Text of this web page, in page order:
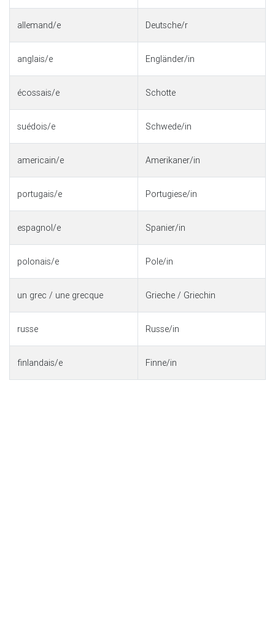
allemand/e Deutsche/r
anglais/e Engländer/in
écossais/e Schotte
suédois/e Schwede/in
americain/e Amerikaner/in
portugais/e Portugiese/in
espagnol/e Spanier/in
polonais/e Pole/in
un grec / une grecque Grieche / Griechin
russe Russe/in
finlandais/e Finne/in